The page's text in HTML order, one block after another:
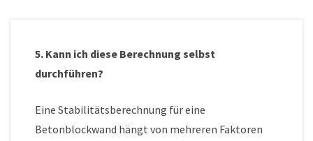
5. Kann ich diese Berechnung selbst
durchführen?
Eine Stabilitätsberechnung für eine
Betonblockwand hängt von mehreren Faktoren